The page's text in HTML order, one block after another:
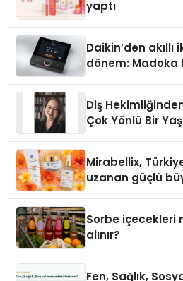
yaptı
Daikin’den
dönem: Madoka
Diş
Çok Yönlü Bir
Mirabellix,
uzanan güçlü
Sorbe içecekleri
alınır?
Fen, Sağlık,